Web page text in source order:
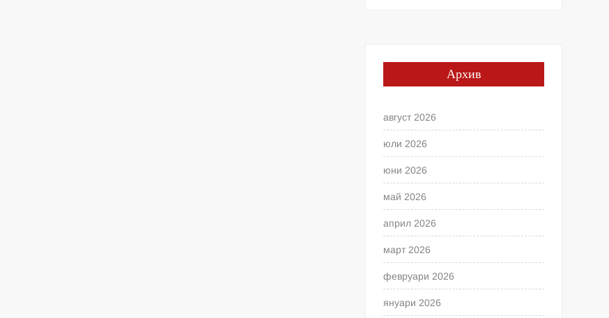
Архив
август 2026
юли 2026
юни 2026
май 2026
април 2026
март 2026
февруари 2026
януари 2026